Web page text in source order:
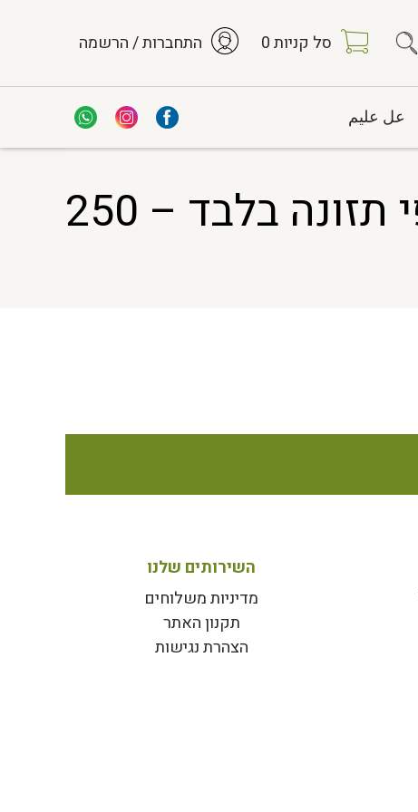
סל קניות0 התחברות / הרשמה
عل عليم
תמצית יבשה סטיויה 40%+95% #6 לתוספי תזונה בלבד – 250
השירותים שלנו
מדיניות משלוחים
תקנון האתר
הצהרת נגישות